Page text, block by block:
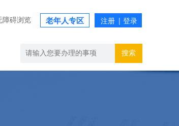
障碍浏览 老年人专区
搜索